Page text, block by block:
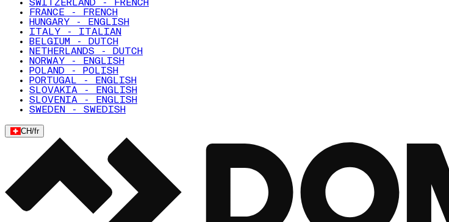
SWITZERLAND - FRENCH
FRANCE - FRENCH
HUNGARY - ENGLISH
ITALY - ITALIAN
BELGIUM - DUTCH
NETHERLANDS - DUTCH
NORWAY - ENGLISH
POLAND - POLISH
PORTUGAL - ENGLISH
SLOVAKIA - ENGLISH
SLOVENIA - ENGLISH
SWEDEN - SWEDISH
CH/fr